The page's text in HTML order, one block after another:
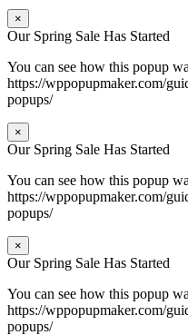
×
Our Spring Sale Has Started
You can see how this popup
https://wppopupmaker.com/
popups/
×
Our Spring Sale Has Started
You can see how this popup
https://wppopupmaker.com/
popups/
×
Our Spring Sale Has Started
You can see how this popup
https://wppopupmaker.com/
popups/